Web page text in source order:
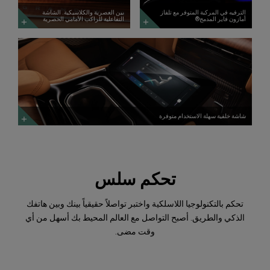
المزيد
الترفيه في المركبة المتوفر مع تلفاز
أمازون فاير المدمج®
بين العصرية والكلاسيكية. الشاشة
التفاعلية للراكب الأمامي الحصرية
شاشة
خلفية
سهلة
الاستخدام
متوفرة
استكشف
المزيد
شاشة خلفية سهلة الاستخدام متوفرة
تحكم سلس
تحكم بالتكنولوجيا اللاسلكية واختبر تواصلاً حقيقياً بينك وبين هاتفك
الذكي والطريق. أصبح التواصل مع العالم المحيط بك أسهل من أي
وقت مضى.